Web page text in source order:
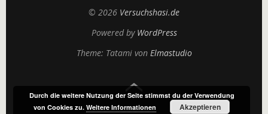
© 2026 Versuchshasi.de
Powered by WordPress
Theme: Tatami von Elmastudio
Durch die weitere Nutzung der Seite stimmst du der Verwendung
von Cookies zu.Weitere Informationen Akzeptieren